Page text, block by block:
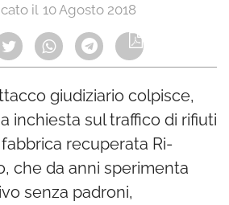
10 Agosto 2018
giudiziario colpisce,
inchiesta sul traffico di rifiuti
recuperata Ri-
che da anni sperimenta
senza padroni,